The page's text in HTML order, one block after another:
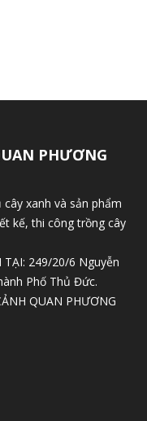
PHƯƠNG
xanh và sản phẩm
kế, thi công trồng cây
TẠI: 249/20/6 Nguyễn
Phố Thủ Đức.
QUAN PHƯƠNG